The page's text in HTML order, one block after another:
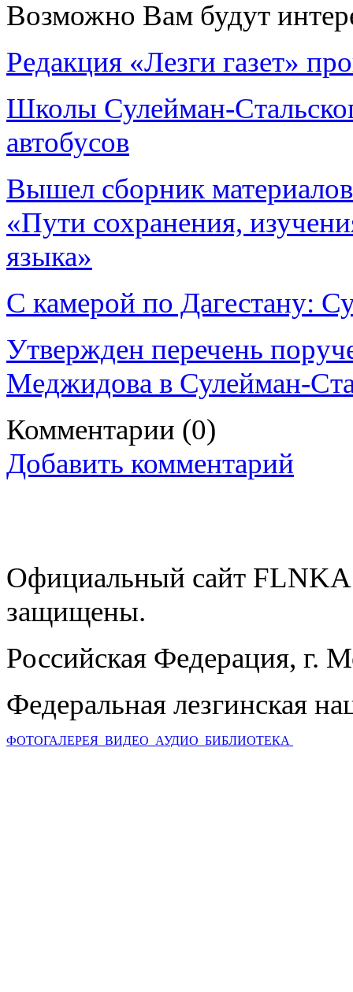
Возможно Вам будут
Редакция «Лезги газет»
Школы Сулейман-
автобусов
Вышел сборник
«Пути сохранения,
языка»
С камерой по Дагестану:
Утвержден перечень
Меджидова в Сулейман-
Комментарии (0)
Добавить комментарий
Официальный сайт
защищены.
Российская Федерация, г.
Федеральная лезгинская
ФОТОГАЛЕРЕЯ ВИДЕО АУДИО БИБЛИОТЕКА